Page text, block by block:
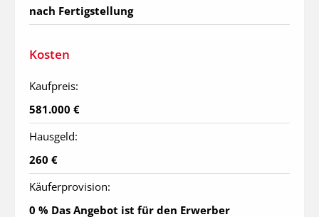
nach Fertigstellung
Kosten
Kaufpreis:
581.000 €
Hausgeld:
260 €
Käuferprovision:
0 % Das Angebot ist für den Erwerber